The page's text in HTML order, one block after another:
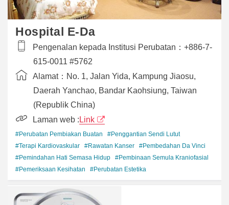
Hospital E-Da
Pengenalan kepada Institusi Perubatan： +886-7-
615-0011 #5762
Alamat： No. 1, Jalan Yida, Kampung Jiaosu,
Daerah Yanchao, Bandar Kaohsiung, Taiwan
(Republik China)
Laman web : Link
#Perubatan Pembiakan Buatan
#Penggantian Sendi Lutut
#Terapi Kardiovaskular
#Rawatan Kanser
#Pembedahan Da Vinci
#Pemindahan Hati Semasa Hidup
#Pembinaan Semula Kraniofasial
#Pemeriksaan Kesihatan
#Perubatan Estetika